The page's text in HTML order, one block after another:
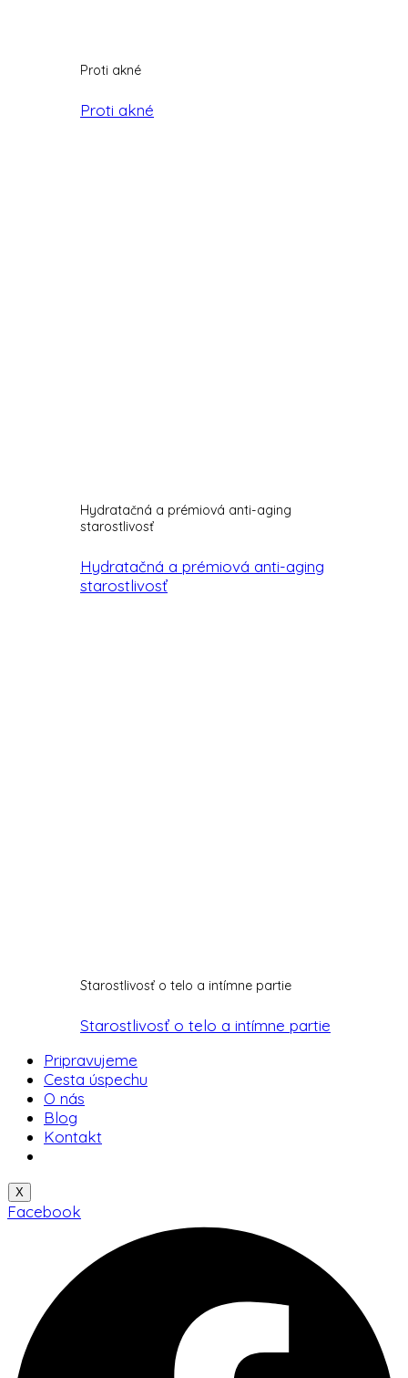
Proti akné
Proti akné
Hydratačná a prémiová anti-aging
starostlivosť
Hydratačná a prémiová anti-aging
starostlivosť
Starostlivosť o telo a intímne partie
Starostlivosť o telo a intímne partie
Pripravujeme
Cesta úspechu
O nás
Blog
Kontakt
X
Facebook